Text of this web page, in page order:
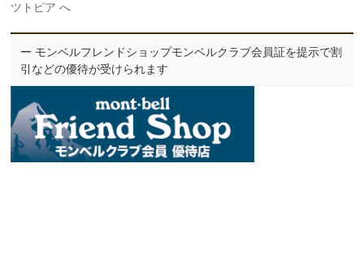
ツトピア へ
ー モンベルフレンドショップモンベルクラブ会員証を提示で割
引などの優待が受けられます